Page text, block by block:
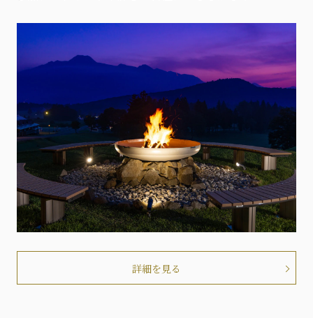
詳細を見る